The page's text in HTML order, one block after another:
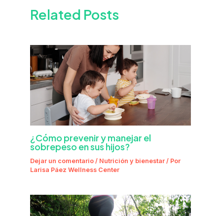
Related Posts
¿Cómo prevenir y manejar el
sobrepeso en sus hijos?
Dejar un comentario / Nutrición y bienestar / Por
Larisa Páez Wellness Center